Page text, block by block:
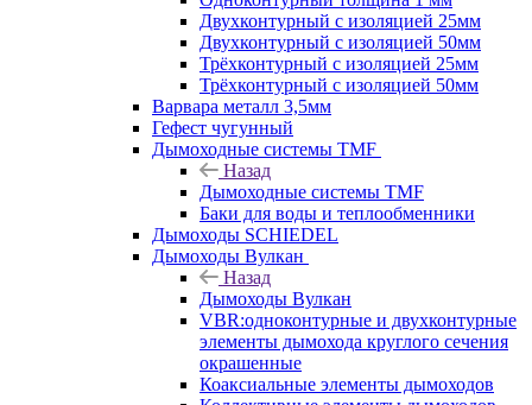
Двухконтурный с изоляцией 25мм
Двухконтурный с изоляцией 50мм
Трёхконтурный с изоляцией 25мм
Трёхконтурный с изоляцией 50мм
Варвара металл 3,5мм
Гефест чугунный
Дымоходные системы TMF
Назад
Дымоходные системы TMF
Баки для воды и теплообменники
Дымоходы SCHIEDEL
Дымоходы Вулкан
Назад
Дымоходы Вулкан
VBR:одноконтурные и двухконтурные
элементы дымохода круглого сечения
окрашенные
Коаксиальные элементы дымоходов